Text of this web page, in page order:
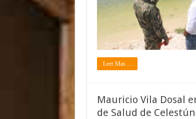
Leer Mas ...
Mauricio Vila Dosal
de Salud de Celestún